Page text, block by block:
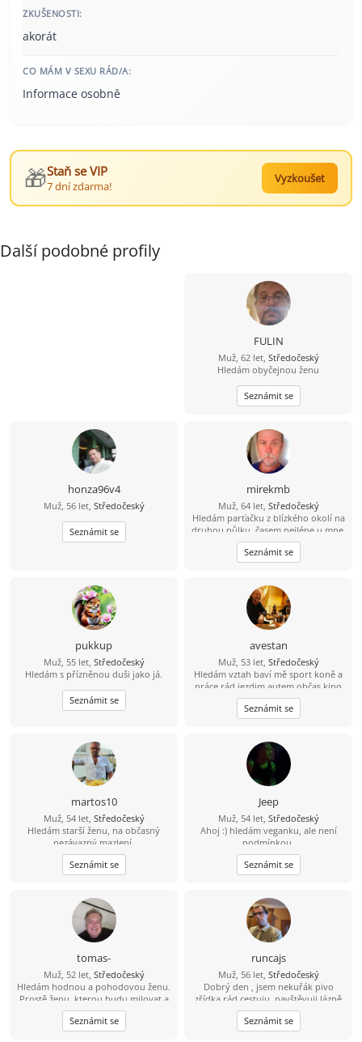
ZKUŠENOSTI:
akorát
CO MÁM V SEXU RÁD/A:
Informace osobně
🎁Staň se VIP
7 dní zdarma!
Vyzkoušet
Další podobné profily
FULIN
Muž, 62 let, Středočeský
Hledám obyčejnou ženu
Seznámit se
honza96v4
Muž, 56 let, Středočeský
Seznámit se
mirekmb
Muž, 64 let, Středočeský
Hledám parťačku z blízkého okolí na
druhou půlku, časem nejlépe u mne,
nekuřačka, drobná postava
výhodou...
Seznámit se
pukkup
Muž, 55 let, Středočeský
Hledám s přízněnou duši jako já.
Seznámit se
avestan
Muž, 53 let, Středočeský
Hledám vztah baví mě sport koně a
práce rád jezdim autem občas kino
Seznámit se
martos10
Muž, 54 let, Středočeský
Hledám starší ženu, na občasný
nezávazný mazlení.
Seznámit se
Jeep
Muž, 54 let, Středočeský
Ahoj :) hledám veganku, ale není
podmínkou.
Seznámit se
tomas-
Muž, 52 let, Středočeský
Hledám hodnou a pohodovou ženu.
Prostě ženu, kterou budu milovat a
budu se na ní těšit.
Seznámit se
runcajs
Muž, 56 let, Středočeský
Dobrý den , jsem nekuřák pivo
zřídka rád cestuju ,navštěvuji lázně
ale sám .Záliby kolo ,auta, procházky
divadlo a dobré jídlo
Seznámit se